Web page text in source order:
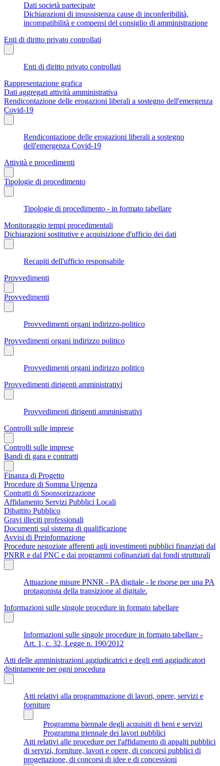
Dati società partecipate
Dichiarazioni di insussistenza cause di inconferibilità,
incompatibilità e compensi del consiglio di amministrazione
Enti di diritto privato controllati
Enti di diritto privato controllati
Rappresentazione grafica
Dati aggregati attività amministrativa
Rendicontazione delle erogazioni liberali a sostegno dell'emergenza
Covid-19
Rendicontazione delle erogazioni liberali a sostegno
dell'emergenza Covid-19
Attività e procedimenti
Tipologie di procedimento
Tipologie di procedimento - in formato tabellare
Monitoraggio tempi procedimentali
Dichiarazioni sostitutive e acquisizione d'ufficio dei dati
Recapiti dell'ufficio responsabile
Provvedimenti
Provvedimenti
Provvedimenti organi indirizzo-politico
Provvedimenti organi indirizzo politico
Provvedimenti organi indirizzo politico
Provvedimenti dirigenti amministrativi
Provvedimenti dirigenti amministrativi
Controlli sulle imprese
Controlli sulle imprese
Bandi di gara e contratti
Finanza di Progetto
Procedure di Somma Urgenza
Contratti di Sponsorizzazione
Affidamento Servizi Pubblici Locali
Dibattito Pubblico
Gravi illeciti professionali
Documenti sul sistema di qualificazione
Avvisi di Preinformazione
Procedure negoziate afferenti agli investimenti pubblici finanziati dal
PNRR e dal PNC e dai programmi cofinanziati dai fondi strutturali
Attuazione misure PNNR - PA digitale - le risorse per una PA
protagonista della transizione al digitale.
Informazioni sulle singole procedure in formato tabellare
Informazioni sulle singole procedure in formato tabellare -
Art. 1, c. 32, Legge n. 190/2012
Atti delle amministrazioni aggiudicatrici e degli enti aggiudicatori
distintamente per ogni procedura
Atti relativi alla programmazione di lavori, opere, servizi e
forniture
Programma biennale degli acquisiti di beni e servizi
Programma triennale dei lavori pubblici
Atti relativi alle procedure per l'affidamento di appalti pubblici
di servizi, forniture, lavori e opere, di concorsi pubblici di
progettazione, di concorsi di idee e di concessioni